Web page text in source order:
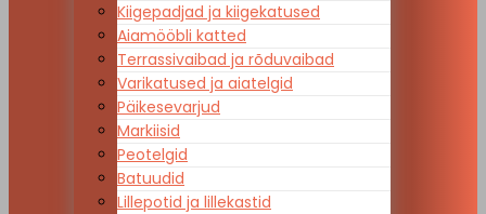
Kiigepadjad ja kiigekatused
Aiamööbli katted
Terrassivaibad ja rõduvaibad
Varikatused ja aiatelgid
Päikesevarjud
Markiisid
Peotelgid
Batuudid
Lillepotid ja lillekastid